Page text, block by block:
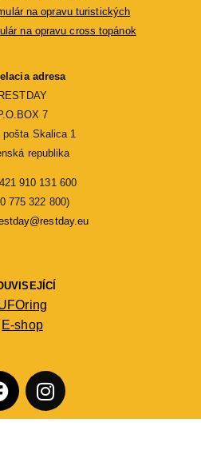
na opravu turistických
na opravu cross topánok
adresa
RESTDAY
7
pošta Skalica 1
republika
910 131 600
775 322 800)
E-shop